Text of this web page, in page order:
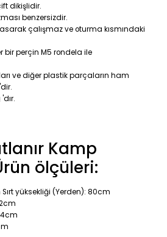
dikişlidir.
benzersizdir.
çalışmaz ve oturma kısmındaki
bir perçin M5 rondela ile
ve diğer plastik parçaların ham
Kamp
ölçüleri:
yüksekliği (Yerden): 80cm